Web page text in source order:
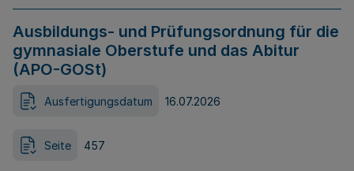
Ausbildungs- und Prüfungsordnung für die
gymnasiale Oberstufe und das Abitur
(APO-GOSt)
Ausfertigungsdatum 16.07.2026
Seite 457